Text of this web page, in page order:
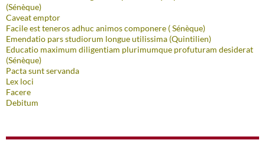
(Sénèque)
Caveat emptor
Facile est teneros adhuc animos componere ( Sénèque)
Emendatio pars studiorum longue utilissima (Quintilien)
Educatio maximum diligentiam plurimumque profuturam desiderat
(Sénèque)
Pacta sunt servanda
Lex loci
Facere
Debitum